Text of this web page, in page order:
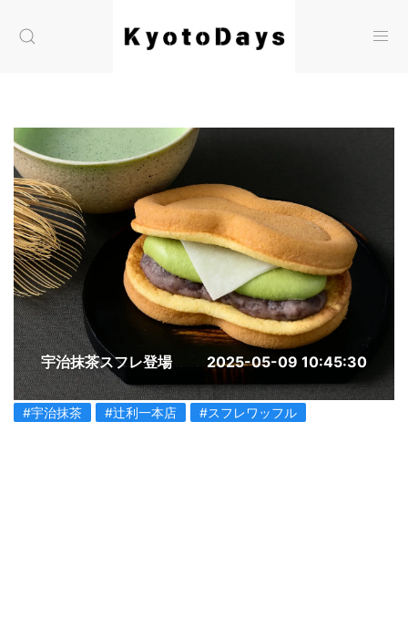
宇治抹茶スフレ登場 2025-05-09 10:45:30
#宇治抹茶 #辻利一本店 #スフレワッフル